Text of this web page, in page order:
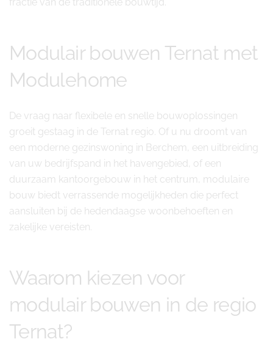
fractie van de traditionele bouwtijd.
Modulair bouwen Ternat met
Modulehome
De vraag naar flexibele en snelle bouwoplossingen
groeit gestaag in de Ternat regio. Of u nu droomt van
een moderne gezinswoning in Berchem, een uitbreiding
van uw bedrijfspand in het havengebied, of een
duurzaam kantoorgebouw in het centrum, modulaire
bouw biedt verrassende mogelijkheden die perfect
aansluiten bij de hedendaagse woonbehoeften en
zakelijke vereisten.
Waarom kiezen voor
modulair bouwen in de regio
Ternat?